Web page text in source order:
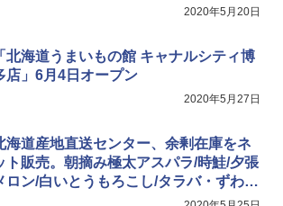
2020年5月20日
「北海道うまいもの館 キャナルシティ博
店」6月4日オープン
2020年5月27日
海道産地直送センター、余剰在庫をネ
ト販売。朝摘み極太アスパラ/時鮭/夕張
ロン/白いとうもろこし/タラバ・ずわい